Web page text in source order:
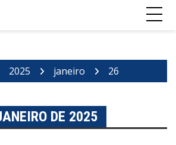
2025 janeiro 26
DE 2025